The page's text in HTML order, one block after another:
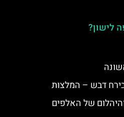
לישון?
דבש – המלצות
של האלפים